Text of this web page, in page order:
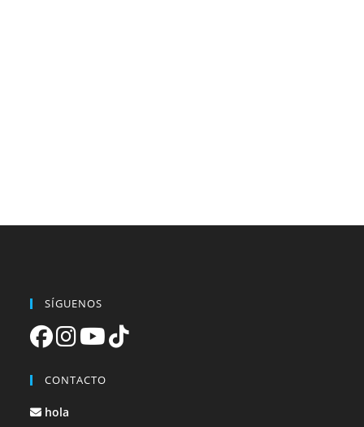
SÍGUENOS
CONTACTO
hola